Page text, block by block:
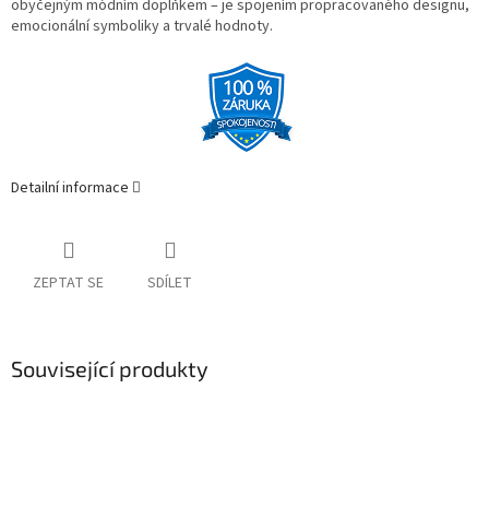
obyčejným módním doplňkem – je spojením propracovaného designu,
emocionální symboliky a trvalé hodnoty.
Detailní informace
ZEPTAT SE SDÍLET
Související produkty